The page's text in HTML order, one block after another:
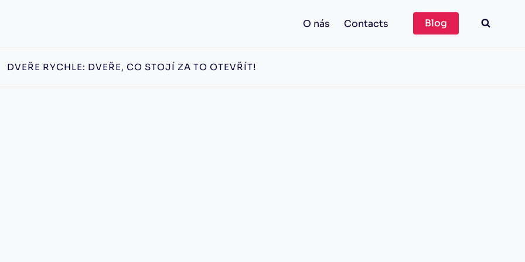
O nás Contacts Blog
DVEŘE RYCHLE: DVEŘE, CO STOJÍ ZA TO OTEVŘÍT!